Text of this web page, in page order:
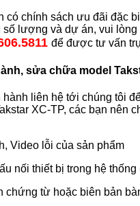
có chính sách ưu đãi đặc
số lượng và dự án, vui
để được tư vấn
sửa chữa model
liên hệ tới chúng tôi
XC-TP, các bạn nên
Video lỗi của sản phẩm
nối thiết bị trong hệ thống
chứng từ hoặc biên bản